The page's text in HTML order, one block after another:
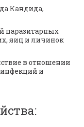
Кандида,
паразитарных
яиц и личинок
в отношении
и